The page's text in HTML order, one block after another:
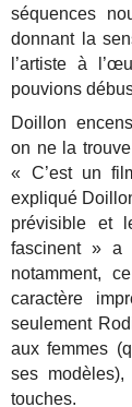
séquences
donnant la
l’artiste à
pouvions
Doillon
on ne la
« C’est un
expliqué
prévisible et
fascinent » a
notamment,
caractère
seulement
aux femmes
ses
touches.